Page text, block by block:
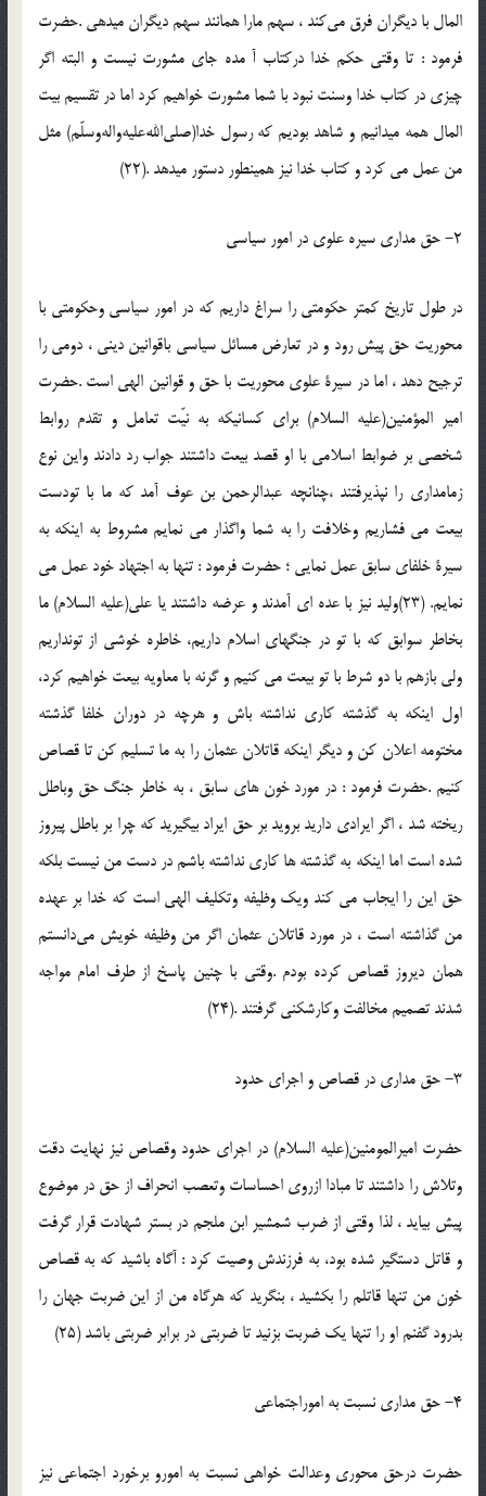
المال با ديگران فرق مي‌كند ، سهم مارا همانند سهم ديگران ميدهي .حضرت
فرمود : تا وقتي حكم خدا دركتاب آ مده جاي مشورت نيست و البته اگر
چيزي در كتاب خدا وسنت نبود با شما مشورت خواهيم كرد اما در تقسيم بيت
المال همه ميدانيم و شاهد بوديم كه رسول خدا(صلي‌الله‌عليه‌واله‌وسلّم) مثل
من عمل مي كرد و كتاب خدا نيز همينطور دستور ميدهد .(22)
2- حق مداري سيره علوي در امور سياسي
در طول تاريخ كمتر حكومتي را سراغ داريم كه در امور سياسي وحكومتي با
محوريت حق پيش رود و در تعارض مسائل سياسي باقوانين ديني ، دومي را
ترجيح دهد ، اما در سيرة علوي محوريت با حق و قوانين الهي است .حضرت
امير المؤمنين(عليه السلام) براي كسانيكه به نيّت تعامل و تقدم روابط
شخصي بر ضوابط اسلامي با او قصد بيعت داشتند جواب رد دادند واين نوع
زمامداري را نپذيرفتند ،چنانچه عبدالرحمن بن عوف آمد كه ما با تودست
بيعت مي فشاريم وخلافت را به شما واگذار مي نمايم مشروط به اينكه به
سيرة خلفاي سابق عمل نمايي ؛ حضرت فرمود : تنها به اجتهاد خود عمل مي
نمايم. (23)وليد نيز با عده اي آمدند و عرضه داشتند يا علي(عليه السلام) ما
بخاطر سوابق كه با تو در جنگهاي اسلام داريم، خاطره خوشي از تونداريم
ولي بازهم با دو شرط با تو بيعت مي كنيم و گرنه با معاويه بيعت خواهيم كرد،
اول اينكه به گذشته كاري نداشته باش و هرچه در دوران خلفا گذشته
مختومه اعلان كن و ديگر اينكه قاتلان عثمان را به ما تسليم كن تا قصاص
كنيم .حضرت فرمود : در مورد خون هاي سابق ، به خاطر جنگ حق وباطل
ريخته شد ، اگر ايرادي داريد برويد بر حق ايراد بيگيريد كه چرا بر باطل پيروز
شده است اما اينكه به گذشته ها كاري نداشته باشم در دست من نيست بلكه
حق اين را ايجاب مي كند ويك وظيفه وتكليف الهي است كه خدا بر عهده
من گذاشته است ، در مورد قاتلان عثمان اگر من وظيفه خويش مي‌دانستم
همان ديروز قصاص كرده بودم .وقتي با چنين پاسخ از طرف امام مواجه
شدند تصميم مخالفت وكارشكني گرفتند .(24)
3- حق مداري در قصاص و اجراي حدود
حضرت اميرالمومنين(عليه السلام) در اجراي حدود وقصاص نيز نهايت دقت
وتلاش را داشتند تا مبادا ازروي احساسات وتعصب انحراف از حق در موضوع
پيش بيايد ، لذا وقتي از ضرب شمشير ابن ملجم در بستر شهادت قرار گرفت
و قاتل دستگير شده بود، به فرزندش وصيت كرد : آگاه باشيد كه به قصاص
خون من تنها قاتلم را بكشيد ، بنگريد كه هرگاه من از اين ضربت جهان را
بدرود گفنم او را تنها يك ضربت بزنيد تا ضربتي در برابر ضربتي باشد (25)
4- حق مداري نسبت به اموراجتماعي
حضرت درحق محوري وعدالت خواهي نسبت به امورو برخورد اجتماعي نيز